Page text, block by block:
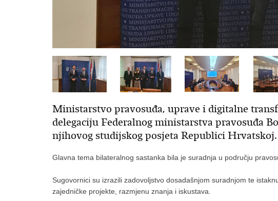
Ministarstvo pravosuđa, uprave i digitalne
delegaciju Federalnog ministarstva pravosuđa
njihovog studijskog posjeta Republici Hrvatskoj.
Glavna tema bilateralnog sastanka bila je suradnja u području
Sugovornici su izrazili zadovoljstvo dosadašnjom suradnjom te
zajedničke projekte, razmjenu znanja i iskustava.